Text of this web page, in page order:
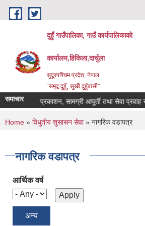
Skip to main content
दुहुँ गाउँपालिका, गाउँ कार्यपालिकाको
कार्यालय,हिकिला,दार्चुला
सुदूरपश्चिम प्रदेश, नेपाल
“समृद्ब दुहुँ¸ सुखी दुहुँबासी”
समाचार
सूचना प्रकाशन, सामग्री आपूर्ती तथा सेवा प्रवाह
You are here
Home » विधुतीय शुसासन सेवा» नागरिक वडापत्र
नागरिक वडापत्र
आर्थिक वर्ष
अन्य